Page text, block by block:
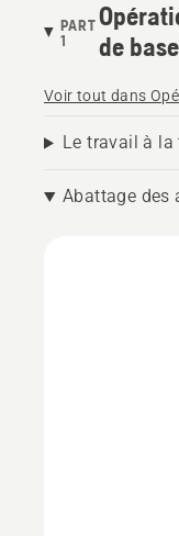
PART
1
de base
Voir tout dans
Le travail à
Abattage des